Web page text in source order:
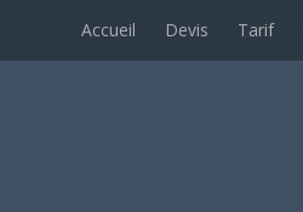
Accueil Devis Tarif